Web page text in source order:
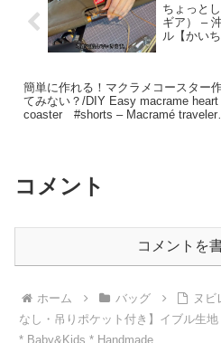
ちょっと
ギア） –
ル【かい
簡単に作れる！マクラメコースター
てみない？/DIY Easy macrame heart
coaster #shorts – Macramé traveler
コメント
コメントを
ホーム バッグ
ヌビ
なし・吊りポケット付き】イブル生
* Baby&Kids * Handmade